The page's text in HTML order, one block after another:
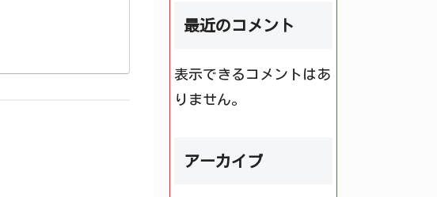
最近のコメント
表示できるコメントはあ
りません。
アーカイブ